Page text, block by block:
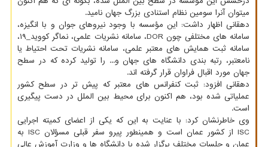
میتوان آنرا سومین نظام استنادی بزرگ جهان نامید.
دهقانی اظهار داشت: این مؤسسه با وجود نیروهای جوان و با انگیزه،
سامانه های مختلفی چون DOR، سامانه نشریات علمی، نماگر کووید_۱۹،
سامانه ثبت همایش های معتبر علمی، سامانه نشریات تحت احتیاط یا
نامعتبر، رتبه بندی دانشگاه های جهان و... را تولید کرده که در سطح
جهان مورد اقبال فراوان قرار گرفته اند.
دهقانی افزود: ثبت کنفرانس های معتبر که پیش تر در سطح کشور
عملیاتی شده بود، هم اکنون برای محیط بین الملل در دست پیگیری
است.
وی خاطرنشان کرد: با عنایت به این که یکی از اعضای کمیته اجرایی
ISC از کشور عمان است و همینطور پیرو سفر قبلی مسؤلان ISC به
عمان و جلسات مختلف برگزار شده با دانشگاه ها و وزارت آموزش عالی